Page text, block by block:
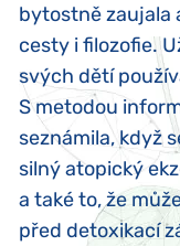
bytostně zaujala
cesty i filozofie.
svých dětí
S metodou
seznámila, když
silný atopický
a také to, že
před detoxikací